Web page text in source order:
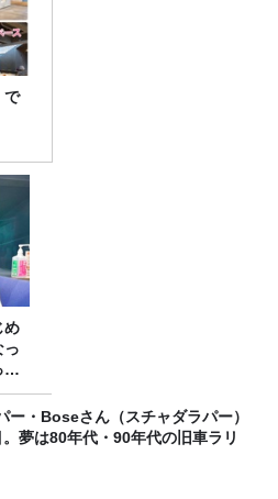
で
め
っ
て
ー・Boseさん（スチャダラパー）
夢は80年代・90年代の旧車ラリ